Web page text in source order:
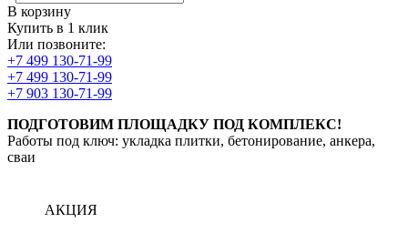
В корзину
Купить в 1 клик
Или позвоните:
+7 499 130-71-99
+7 499 130-71-99
+7 903 130-71-99
ПОДГОТОВИМ ПЛОЩАДКУ ПОД КОМПЛЕКС!
Работы под ключ: укладка плитки, бетонирование, анкера,
сваи
АКЦИЯ